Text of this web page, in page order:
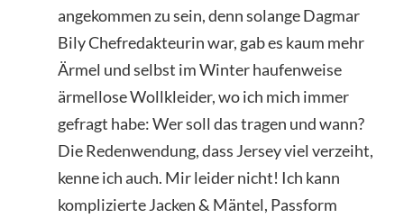
angekommen zu sein, denn solange Dagmar
Bily Chefredakteurin war, gab es kaum mehr
Ärmel und selbst im Winter haufenweise
ärmellose Wollkleider, wo ich mich immer
gefragt habe: Wer soll das tragen und wann?
Die Redenwendung, dass Jersey viel verzeiht,
kenne ich auch. Mir leider nicht! Ich kann
komplizierte Jacken & Mäntel, Passform